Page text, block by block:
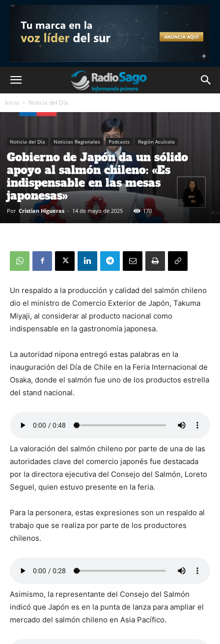
Inicio Noticia del Día
Noticia del Día Noticias Regionales Podcasts Región Acuícola
Gobierno de Japón da un sólido
apoyo al salmón chileno: «Es
indispensable en las mesas
japonesas»
Por Cristian Higueras - 14 de mayo de 2025 170
Un respaldo a la producción y calidad del salmón chileno
dio el ministro de Comercio Exterior de Japón, Takuma
Miyaji, al considerar al producto nacional como
indispensable en la gastronomía japonesa.
La autoridad nipona entregó estas palabras en la
inauguración del Día de Chile en la Feria Internacional de
Osaka, donde el salmón fue uno de los productos estrella
del stand nacional.
La valoración del salmón chileno por parte de una de las
autoridades clave del comercio japonés fue destacada
por la directora ejecutiva del Consejo del Salmón, Loreto
Seguel, quien estuvo presente en la feria.
Para la personera, estas expresiones son un respaldo al
trabajo que se realiza por parte de los productores
chilenos.
Asimismo, la representante del Consejo del Salmón
indicó que Japón es en la punta de lanza para ampliar el
mercado del salmón chileno en Asia Pacífico.